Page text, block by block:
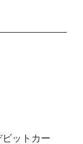
ットカー